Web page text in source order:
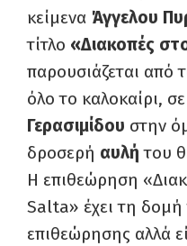
κείμενα Άγγελου
τίτλο «Διακοπές
παρουσιάζεται από
όλο το καλοκαίρι,
Γερασιμίδου στην
δροσερή αυλή του
H επιθεώρηση
Salta» έχει τη δομή
επιθεώρησης αλλά